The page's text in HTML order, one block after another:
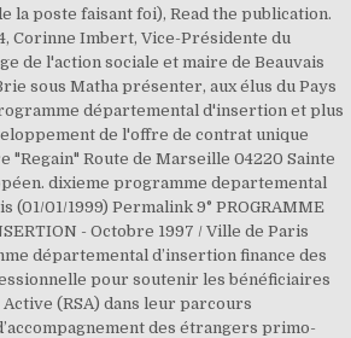
la poste faisant foi), Read the publication.
Corinne Imbert, Vice-Présidente du
de l'action sociale et maire de Beauvais
sous Matha présenter, aux élus du Pays
départemental d'insertion et plus
de l'offre de contrat unique
"Regain" Route de Marseille 04220 Sainte
dixieme programme departemental
01/1999) Permalink 9° PROGRAMME
- Octobre 1997 / Ville de Paris
départemental d’insertion finance des
pour soutenir les bénéficiaires
(RSA) dans leur parcours
des étrangers primo-